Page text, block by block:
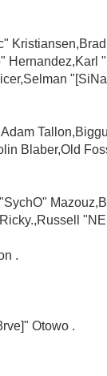
Blaber,Old
.
Otowo .